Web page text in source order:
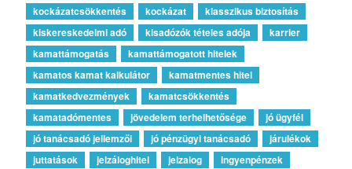
kockázatcsökkentés
kockázat
klasszikus biztosítás
kiskereskedelmi adó
kisadózók tételes adója
karrier
kamattámogatás
kamattámogatott hitelek
kamatos kamat kalkulátor
kamatmentes hitel
kamatkedvezmények
kamatcsökkentés
kamatadómentes
jövedelem terhelhetősége
jó ügyfél
jó tanácsadó jellemzői
jó pénzügyi tanácsadó
járulékok
juttatások
jelzáloghitel jelzalog
ingyenpénzek